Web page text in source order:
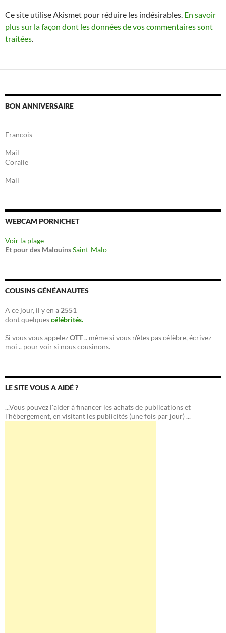
Ce site utilise Akismet pour réduire les indésirables. En savoir
plus sur la façon dont les données de vos commentaires sont
traitées.
BON ANNIVERSAIRE
Francois
Mail
Coralie
Mail
WEBCAM PORNICHET
Voir la plage
Et pour des MalouinsSaint-Malo
COUSINS GÉNÉANAUTES
A ce jour, il y en a 2551
dont quelquescélébrités.
Si vous vous appelezOTT.. même si vous n'êtes pas célèbre, écrivez
moi .. pour voir si nous cousinons.
LE SITE VOUS A AIDÉ ?
...Vous pouvez l'aider à financer les achats de publications et
l'hébergement, en visitant les publicités (une fois par jour) ...